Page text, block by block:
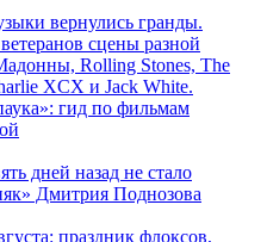
вернулись гранды.
сцены разной
Rolling Stones, The
XCX и Jack White.
гид по фильмам
дней назад не стало
Дмитрия Поднозова
праздник флоксов,